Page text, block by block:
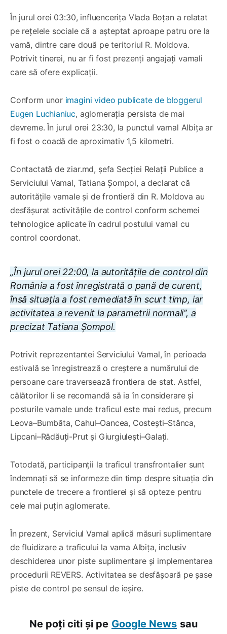
În jurul orei 03:30, influencerița Vlada Boțan a relatat
pe rețelele sociale că a așteptat aproape patru ore la
vamă, dintre care două pe teritoriul R. Moldova.
Potrivit tinerei, nu ar fi fost prezenți angajați vamali
care să ofere explicații.
Conform unorimagini video publicate de bloggerul
Eugen Luchianiuc, aglomerația persista de mai
devreme. În jurul orei 23:30, la punctul vamal Albița ar
fi fost o coadă de aproximativ 1,5 kilometri.
Contactată de ziar.md, șefa Secției Relații Publice a
Serviciului Vamal, Tatiana Șompol, a declarat că
autoritățile vamale și de frontieră din R. Moldova au
desfășurat activitățile de control conform schemei
tehnologice aplicate în cadrul postului vamal cu
control coordonat.
„În jurul orei 22:00, la autoritățile de control din
România a fost înregistrată o pană de curent,
însă situația a fost remediată în scurt timp, iar
activitatea a revenit la parametrii normali”, a
precizat Tatiana Șompol.
Potrivit reprezentantei Serviciului Vamal, în perioada
estivală se înregistrează o creștere a numărului de
persoane care traversează frontiera de stat. Astfel,
călătorilor li se recomandă să ia în considerare și
posturile vamale unde traficul este mai redus, precum
Leova–Bumbăta, Cahul–Oancea, Costești–Stânca,
Lipcani–Rădăuți-Prut și Giurgiulești–Galați.
Totodată, participanții la traficul transfrontalier sunt
îndemnați să se informeze din timp despre situația din
punctele de trecere a frontierei și să opteze pentru
cele mai puțin aglomerate.
În prezent, Serviciul Vamal aplică măsuri suplimentare
de fluidizare a traficului la vama Albița, inclusiv
deschiderea unor piste suplimentare și implementarea
procedurii REVERS. Activitatea se desfășoară pe șase
piste de control pe sensul de ieșire.
Ne poți citi și pe Google News sau